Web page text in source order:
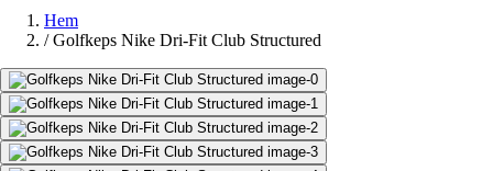
Hem
/ Golfkeps Nike Dri-Fit Club Structured